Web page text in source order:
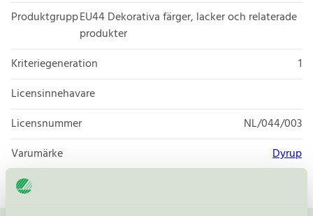
ProduktgruppEU44 Dekorativa färger, lacker och relaterade
produkter
Kriteriegeneration
1
Licensinnehavare
Licensnummer
NL/044/003
Varumärke
Dyrup